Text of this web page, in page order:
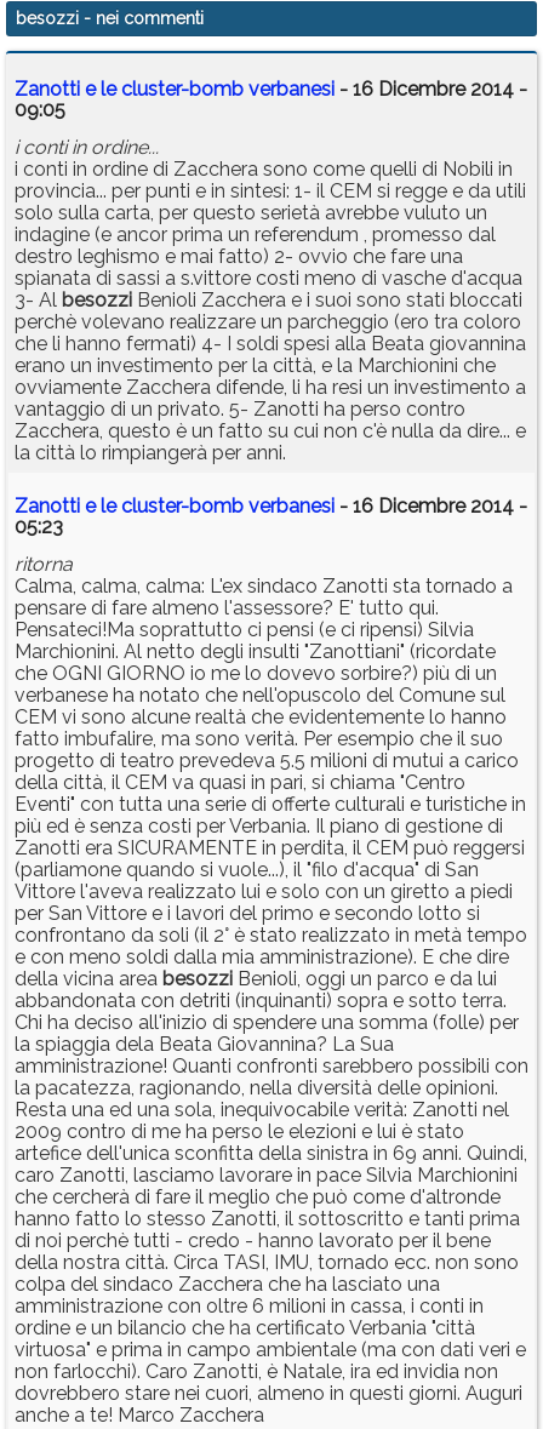
besozzi - nei commenti
Zanotti e le cluster-bomb verbanesi - 16 Dicembre 2014 -
09:05
i conti in ordine...
i conti in ordine di Zacchera sono come quelli di Nobili in
provincia... per punti e in sintesi: 1- il CEM si regge e da utili
solo sulla carta, per questo serietà avrebbe vuluto un
indagine (e ancor prima un referendum , promesso dal
destro leghismo e mai fatto) 2- ovvio che fare una
spianata di sassi a s.vittore costi meno di vasche d'acqua
3- Al besozzi Benioli Zacchera e i suoi sono stati bloccati
perchè volevano realizzare un parcheggio (ero tra coloro
che li hanno fermati) 4- I soldi spesi alla Beata giovannina
erano un investimento per la città, e la Marchionini che
ovviamente Zacchera difende, li ha resi un investimento a
vantaggio di un privato. 5- Zanotti ha perso contro
Zacchera, questo è un fatto su cui non c'è nulla da dire... e
la città lo rimpiangerà per anni.
Zanotti e le cluster-bomb verbanesi - 16 Dicembre 2014 -
05:23
ritorna
Calma, calma, calma: L'ex sindaco Zanotti sta tornado a
pensare di fare almeno l'assessore? E' tutto qui.
Pensateci!Ma soprattutto ci pensi (e ci ripensi) Silvia
Marchionini. Al netto degli insulti "Zanottiani" (ricordate
che OGNI GIORNO io me lo dovevo sorbire?) più di un
verbanese ha notato che nell'opuscolo del Comune sul
CEM vi sono alcune realtà che evidentemente lo hanno
fatto imbufalire, ma sono verità. Per esempio che il suo
progetto di teatro prevedeva 5.5 milioni di mutui a carico
della città, il CEM va quasi in pari, si chiama "Centro
Eventi" con tutta una serie di offerte culturali e turistiche in
più ed è senza costi per Verbania. Il piano di gestione di
Zanotti era SICURAMENTE in perdita, il CEM può reggersi
(parliamone quando si vuole...), il "filo d'acqua" di San
Vittore l'aveva realizzato lui e solo con un giretto a piedi
per San Vittore e i lavori del primo e secondo lotto si
confrontano da soli (il 2° è stato realizzato in metà tempo
e con meno soldi dalla mia amministrazione). E che dire
della vicina area besozzi Benioli, oggi un parco e da lui
abbandonata con detriti (inquinanti) sopra e sotto terra.
Chi ha deciso all'inizio di spendere una somma (folle) per
la spiaggia dela Beata Giovannina? La Sua
amministrazione! Quanti confronti sarebbero possibili con
la pacatezza, ragionando, nella diversità delle opinioni.
Resta una ed una sola, inequivocabile verità: Zanotti nel
2009 contro di me ha perso le elezioni e lui è stato
artefice dell'unica sconfitta della sinistra in 69 anni. Quindi,
caro Zanotti, lasciamo lavorare in pace Silvia Marchionini
che cercherà di fare il meglio che può come d'altronde
hanno fatto lo stesso Zanotti, il sottoscritto e tanti prima
di noi perchè tutti - credo - hanno lavorato per il bene
della nostra città. Circa TASI, IMU, tornado ecc. non sono
colpa del sindaco Zacchera che ha lasciato una
amministrazione con oltre 6 milioni in cassa, i conti in
ordine e un bilancio che ha certificato Verbania "città
virtuosa" e prima in campo ambientale (ma con dati veri e
non farlocchi). Caro Zanotti, è Natale, ira ed invidia non
dovrebbero stare nei cuori, almeno in questi giorni. Auguri
anche a te! Marco Zacchera